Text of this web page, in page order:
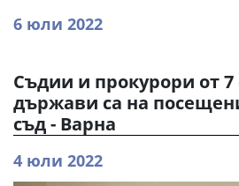
6 юли 2022
Съдии и прокурори от
държави са на
съд - Варна
4 юли 2022